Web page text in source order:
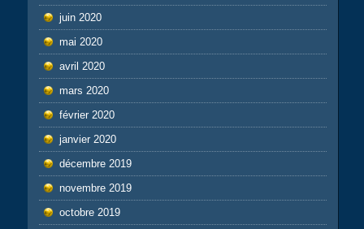
juin 2020
mai 2020
avril 2020
mars 2020
février 2020
janvier 2020
décembre 2019
novembre 2019
octobre 2019